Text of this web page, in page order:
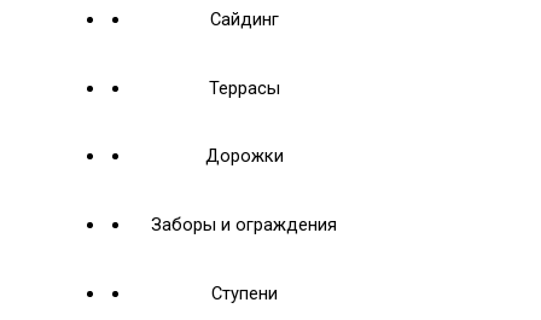
Сайдинг
Террасы
Дорожки
Заборы и ограждения
Ступени